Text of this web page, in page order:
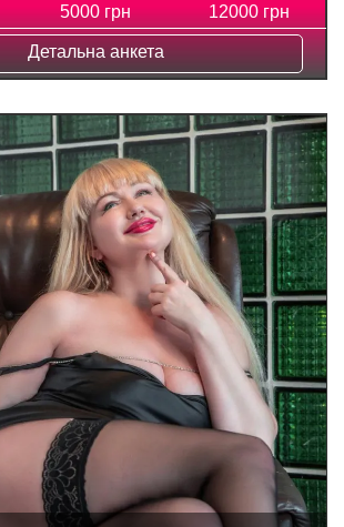
5000 грн
12000 грн
Детальна анкета